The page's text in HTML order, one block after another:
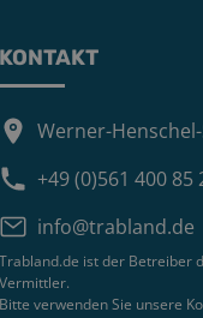
KONTAKT
Werner-
+49 (0)561 400 85
info@trabland.de
Trabland.de ist der Betreiber
Vermittler.
Bitte verwenden Sie unsere